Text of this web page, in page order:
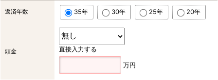
返済年数 35年 30年 25年 20年
頭金 直接入力する
万円